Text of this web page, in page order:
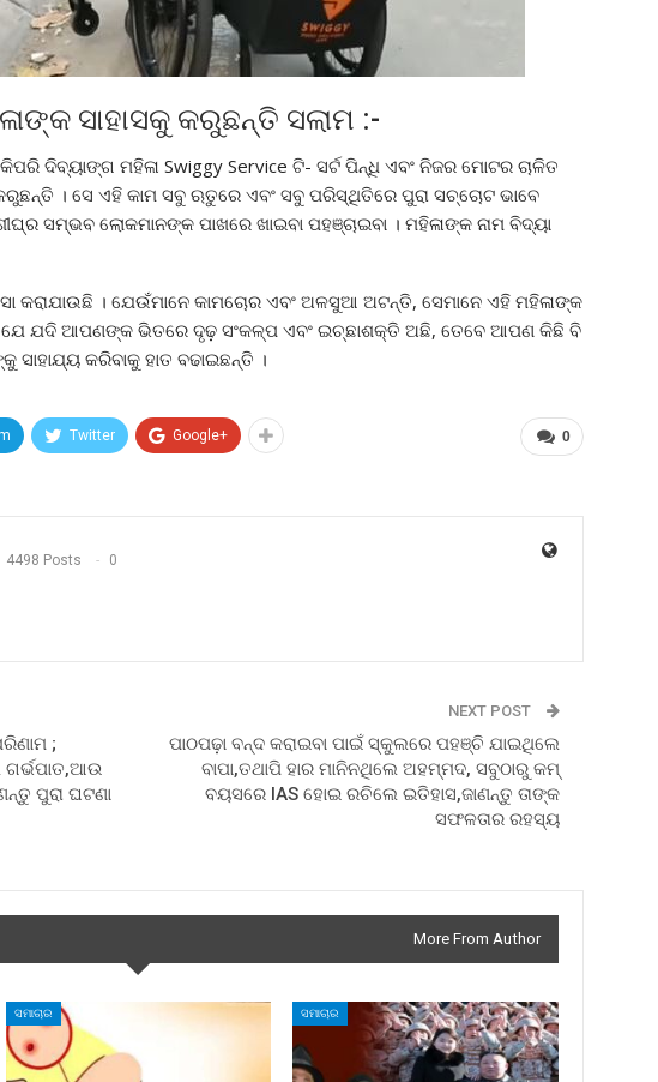
ସାହାସକୁ କରୁଛନ୍ତି ସଲାମ :-
ଦିବ୍ୟାଙ୍ଗ ମହିଳା Swiggy Service ଟି- ସର୍ଟ ପିନ୍ଧି ଏବଂ ନିଜର ମୋଟର ଚାଳିତ
। ସେ ଏହି କାମ ସବୁ ଋତୁରେ ଏବଂ ସବୁ ପରିସ୍ଥିତିରେ ପୁରା ସଚ୍ଚୋଟ ଭାବେ
ସମ୍ଭବ ଲୋକମାନଙ୍କ ପାଖରେ ଖାଇବା ପହଞ୍ଚାଇବା । ମହିଳାଙ୍କ ନାମ ବିଦ୍ୟା
। ଯେଉଁମାନେ କାମଚୋର ଏବଂ ଅଳସୁଆ ଅଟନ୍ତି, ସେମାନେ ଏହି ମହିଳାଙ୍କ
ଯଦି ଆପଣଙ୍କ ଭିତରେ ଦୃଢ଼ ସଂକଳ୍ପ ଏବଂ ଇଚ୍ଛାଶକ୍ତି ଅଛି, ତେବେ ଆପଣ କିଛି ବି
କରିବାକୁ ହାତ ବଢାଇଛନ୍ତି ।
0
Twitter Google+
4498 Posts 0
;
ଗର୍ଭପାତ,ଆଉ
ପୁରା ଘଟଣା
NEXT POST
ପାଠପଢ଼ା ବନ୍ଦ କରାଇବା ପାଇଁ ସ୍କୁଲରେ ପହଞ୍ଚି ଯାଇଥିଲେ
ବାପା,ତଥାପି ହାର ମାନିନଥିଲେ ଅହମ୍ମଦ, ସବୁଠାରୁ କମ୍
ବୟସରେ IAS ହୋଇ ରଚିଲେ ଇତିହାସ,ଜାଣନ୍ତୁ ତାଙ୍କ
ସଫଳତାର ରହସ୍ୟ
More From Author
ସମାଚାର ସମାଚାର